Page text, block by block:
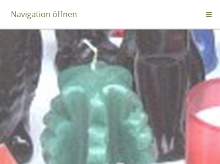
Navigation öffnen